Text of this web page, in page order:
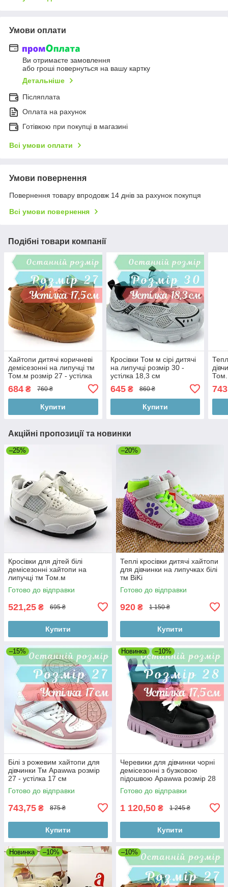
Умови оплати
Ви отримаєте замовлення
або гроші повернуться на вашу картку
Детальніше
Післяплата
Оплата на рахунок
Готівкою при покупці в магазині
Всі умови оплати
Умови повернення
Повернення товару впродовж 14 днів за рахунок покупця
Всі умови повернення
Подібні товари компанії
Хайтопи дитячі коричневі
демісезонні на липучці тм
Том.м розмір 27 - устілка
684 ₴ 760 ₴
Купити
Кросівки Том м сірі дитячі
на липучці розмір 30 -
устілка 18,3 см
645₴ 860 ₴
Купити
Акційні пропозиції та новинки
–25%
Кросівки для дітей білі
демісезонні хайтопи на
липучці тм Том.м
Готово до відправки
521,25 ₴ 695 ₴
Купити
–20%
Теплі кросівки дитячі хайтопи
для дівчинки на липучках білі
тм BiKi
Готово до відправки
920 ₴ 1 150 ₴
Купити
–15%
Білі з рожевим хайтопи для
дівчинки Тм Apawwa розмір
27 - устілка 17 см
Готово до відправки
743,75 ₴ 875 ₴
Купити
Новинка –10%
Черевики для дівчинки чорні
демісезонні з бузковою
підошвою Apawwa розмір 28
- устілка 17, 5 см
Готово до відправки
1 120,50 ₴ 1 245 ₴
Купити
Новинка –10% –10%